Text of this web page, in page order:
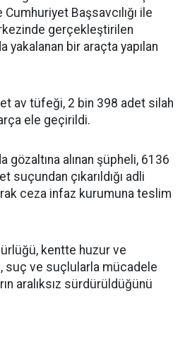
Başsavcılığı ile
gerçekleştirilen
yakalanan bir araçta yapılan
av tüfeği, 2 bin 398 adet silah
ele geçirildi.
gözaltına alınan şüpheli, 6136
suçundan çıkarıldığı adli
ceza infaz kurumuna teslim
kentte huzur ve
suç ve suçlularla mücadele
aralıksız sürdürüldüğünü